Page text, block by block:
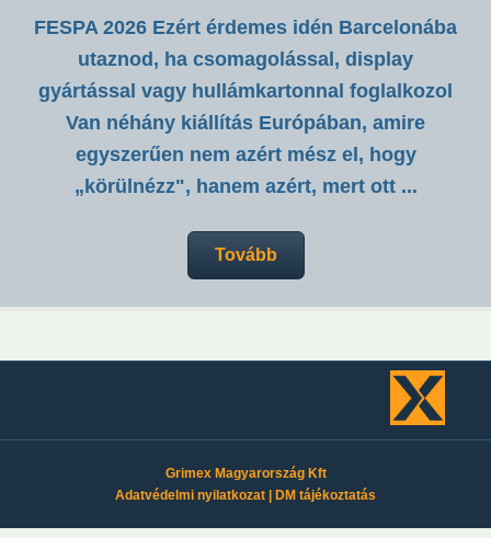
FESPA 2026 Ezért érdemes idén Barcelonába
utaznod, ha csomagolással, display
gyártással vagy hullámkartonnal foglalkozol
Van néhány kiállítás Európában, amire
egyszerűen nem azért mész el, hogy
„körülnézz", hanem azért, mert ott ...
Tovább
Grimex Magyarország Kft
Adatvédelmi nyilatkozat
DM tájékoztatás